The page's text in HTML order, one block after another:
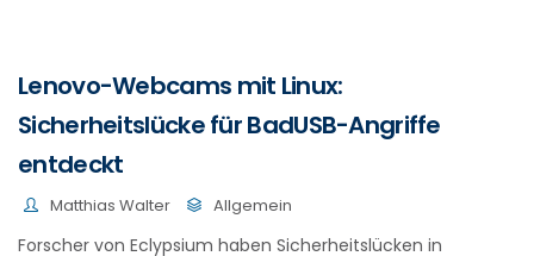
Lenovo-Webcams mit Linux:
Sicherheitslücke für BadUSB-Angriffe
entdeckt
Matthias Walter Allgemein
Forscher von Eclypsium haben Sicherheitslücken in